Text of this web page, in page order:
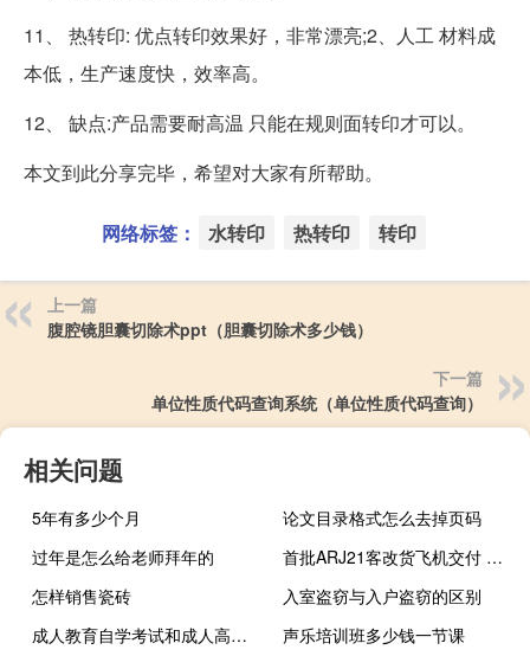
11、 热转印: 优点转印效果好，非常漂亮;2、人工 材料成
本低，生产速度快，效率高。
12、 缺点:产品需要耐高温 只能在规则面转印才可以。
本文到此分享完毕，希望对大家有所帮助。
网络标签： 水转印 热转印 转印
上一篇
腹腔镜胆囊切除术ppt（胆囊切除术多少钱）
下一篇
单位性质代码查询系统（单位性质代码查询）
相关问题
5年有多少个月
论文目录格式怎么去掉页码
过年是怎么给老师拜年的
首批ARJ21客改货飞机交付 即将投入航空货运市场
怎样销售瓷砖
入室盗窃与入户盗窃的区别
成人教育自学考试和成人高考有何区别
声乐培训班多少钱一节课